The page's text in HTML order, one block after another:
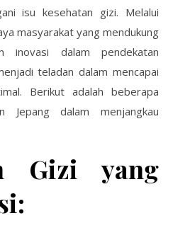
isu kesehatan gizi. Melalui
masyarakat yang mendukung
inovasi dalam pendekatan
teladan dalam mencapai
Berikut adalah beberapa
Jepang dalam menjangkau
Gizi yang